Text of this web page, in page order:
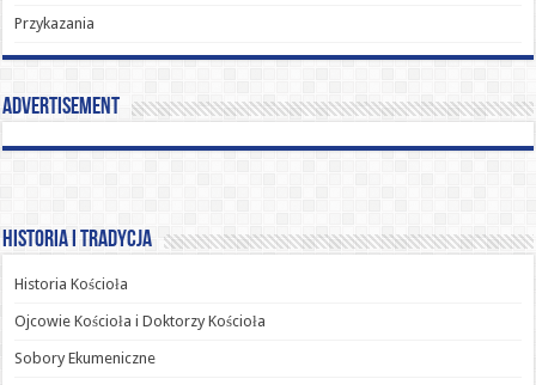
Przykazania
Advertisement
Historia i Tradycja
Historia Kościoła
Ojcowie Kościoła i Doktorzy Kościoła
Sobory Ekumeniczne